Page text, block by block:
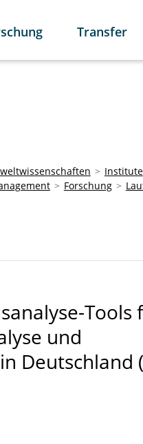
Transfer
Institute
Forschung
Tools
und
Deutschland